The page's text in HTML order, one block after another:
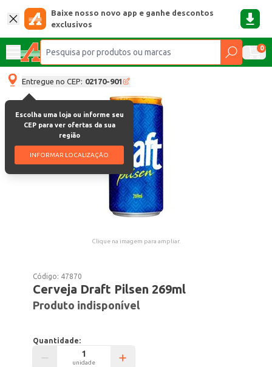
Baixe nosso novo app e ganhe descontos
exclusivos
0
Entregue no CEP: 02170-901
Escolha uma loja ou informe seu
CEP para ver ofertas da sua
região
INFORMAR LOCALIZAÇÃO
Clique na imagem para ampliar.
Código: 47870
Cerveja Draft Pilsen 269ml
Produto indisponível
Quantidade:
unidade